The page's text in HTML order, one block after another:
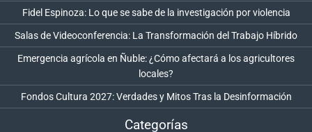
Fidel Espinoza: Lo que se sabe de la investigación por violencia
Salas de Videoconferencia: La Transformación del Trabajo Híbrido
Emergencia agrícola en Ñuble: ¿Cómo afectará a los agricultores
locales?
Fondos Cultura 2027: Verdades y Mitos Tras la Desinformación
Categorías